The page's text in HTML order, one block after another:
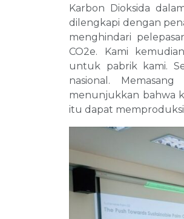
Karbon Dioksida
dilengkapi dengan
menghindari
CO2e. Kami
untuk pabrik kami.
nasional.
menunjukkan bahwa
itu dapat